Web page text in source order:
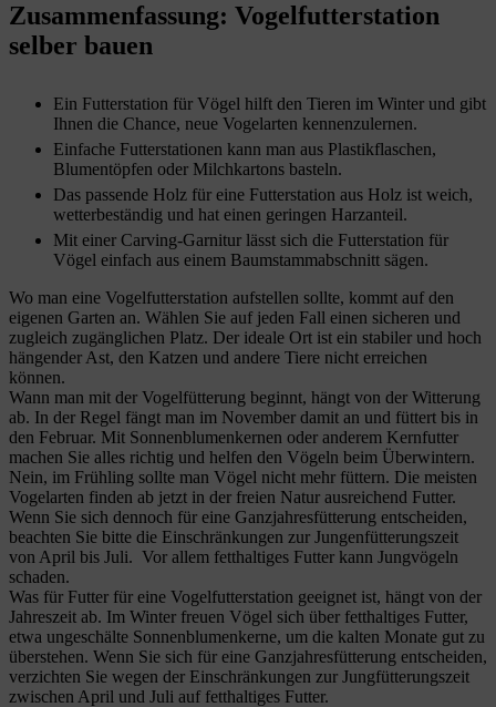
Zusammenfassung: Vogelfutterstation
selber bauen
Ein Futterstation für Vögel hilft den Tieren im Winter und gibt
Ihnen die Chance, neue Vogelarten kennenzulernen.
Einfache Futterstationen kann man aus Plastikflaschen,
Blumentöpfen oder Milchkartons basteln.
Das passende Holz für eine Futterstation aus Holz ist weich,
wetterbeständig und hat einen geringen Harzanteil.
Mit einer Carving-Garnitur lässt sich die Futterstation für
Vögel einfach aus einem Baumstammabschnitt sägen.
Wo man eine Vogelfutterstation aufstellen sollte, kommt auf den
eigenen Garten an. Wählen Sie auf jeden Fall einen sicheren und
zugleich zugänglichen Platz. Der ideale Ort ist ein stabiler und hoch
hängender Ast, den Katzen und andere Tiere nicht erreichen
können.
Wann man mit der Vogelfütterung beginnt, hängt von der Witterung
ab. In der Regel fängt man im November damit an und füttert bis in
den Februar. Mit Sonnenblumenkernen oder anderem Kernfutter
machen Sie alles richtig und helfen den Vögeln beim Überwintern.
Nein, im Frühling sollte man Vögel nicht mehr füttern. Die meisten
Vogelarten finden ab jetzt in der freien Natur ausreichend Futter.
Wenn Sie sich dennoch für eine Ganzjahresfütterung entscheiden,
beachten Sie bitte die Einschränkungen zur Jungenfütterungszeit
von April bis Juli. Vor allem fetthaltiges Futter kann Jungvögeln
schaden.
Was für Futter für eine Vogelfutterstation geeignet ist, hängt von der
Jahreszeit ab. Im Winter freuen Vögel sich über fetthaltiges Futter,
etwa ungeschälte Sonnenblumenkerne, um die kalten Monate gut zu
überstehen. Wenn Sie sich für eine Ganzjahresfütterung entscheiden,
verzichten Sie wegen der Einschränkungen zur Jungfütterungszeit
zwischen April und Juli auf fetthaltiges Futter.